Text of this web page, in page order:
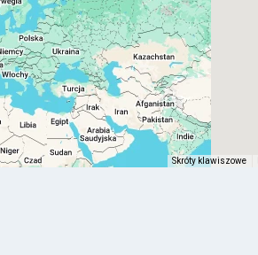
Skróty klawiszowe